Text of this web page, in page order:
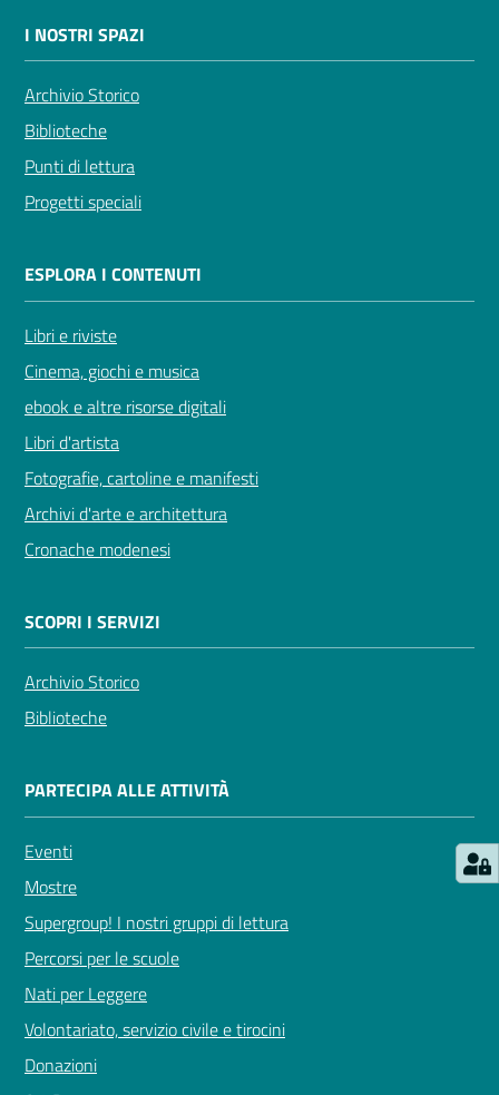
Novità
e
consigli
Avvisi
FAQ
Contatti
Seguici
I NOSTRI SPAZI
Archivio Storico
Biblioteche
Punti di lettura
Progetti speciali
ESPLORA I CONTENUTI
Libri e riviste
Cinema, giochi e musica
ebook e altre risorse digitali
Libri d'artista
Fotografie, cartoline e manifesti
Archivi d'arte e architettura
Cronache modenesi
SCOPRI I SERVIZI
Archivio Storico
Biblioteche
PARTECIPA ALLE ATTIVITÀ
Eventi
Mostre
Supergroup! I nostri gruppi di lettura
Percorsi per le scuole
Nati per Leggere
Volontariato, servizio civile e tirocini
Donazioni